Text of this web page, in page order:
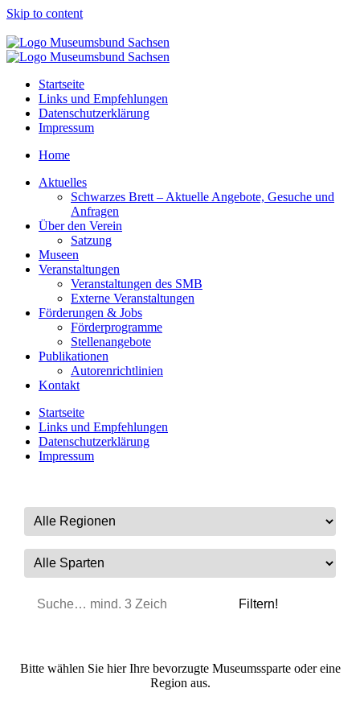
Skip to content
Startseite
Links und Empfehlungen
Datenschutzerklärung
Impressum
Home
Aktuelles
Schwarzes Brett – Aktuelle Angebote, Gesuche und
Anfragen
Über den Verein
Satzung
Museen
Veranstaltungen
Veranstaltungen des SMB
Externe Veranstaltungen
Förderungen & Jobs
Förderprogramme
Stellenangebote
Publikationen
Autorenrichtlinien
Kontakt
Startseite
Links und Empfehlungen
Datenschutzerklärung
Impressum
Bitte wählen Sie hier Ihre bevorzugte Museumssparte oder eine
Region aus.